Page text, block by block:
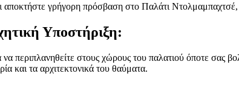
αποκτήστε γρήγορη πρόσβαση στο Παλάτι Ντολμαμπαχτσέ,
Υποστήριξη:
περιπλανηθείτε στους χώρους του παλατιού όποτε σας
και τα αρχιτεκτονικά του θαύματα.